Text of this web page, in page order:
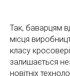
Так, баварцям
місця
класу
залишається
новітніх